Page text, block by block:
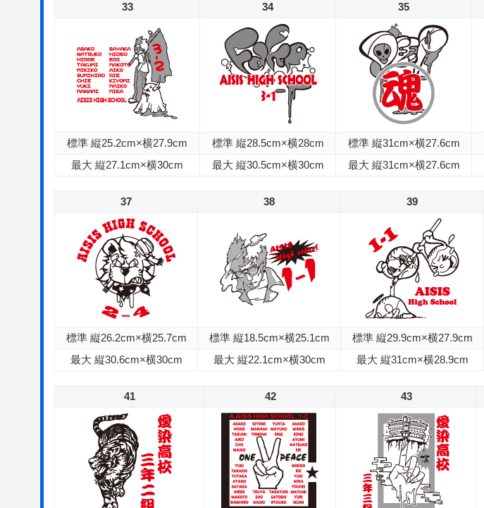
33 34 35
標準 縦25.2cm×横27.9cm 標準 縦28.5cm×横28cm 標準 縦31cm×横27.6cm
最大 縦27.1cm×横30cm
最大 縦30.5cm×横30cm 最大 縦31cm×横27.6cm
37 38 39
標準 縦26.2cm×横25.7cm 標準 縦18.5cm×横25.1cm 標準 縦29.9cm×横27.9cm
最大 縦30.6cm×横30cm
最大 縦22.1cm×横30cm 最大 縦31cm×横28.9cm
41 42 43